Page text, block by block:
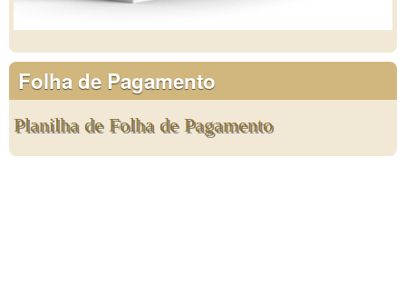
Folha de Pagamento
Planilha de Folha de Pagamento